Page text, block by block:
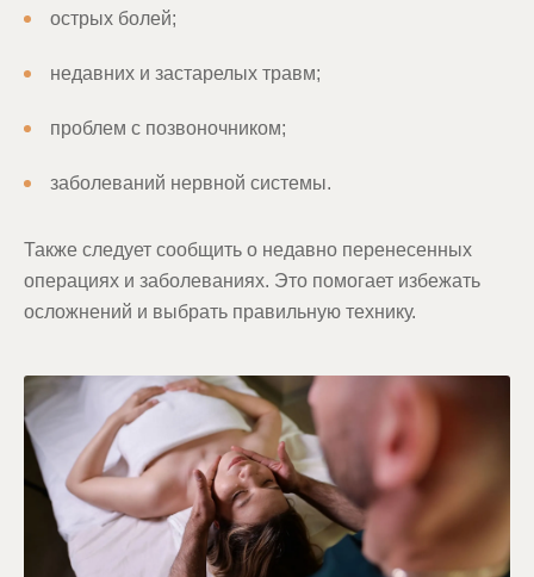
острых болей;
недавних и застарелых травм;
проблем с позвоночником;
заболеваний нервной системы.
Также следует сообщить о недавно перенесенных
операциях и заболеваниях. Это помогает избежать
осложнений и выбрать правильную технику.